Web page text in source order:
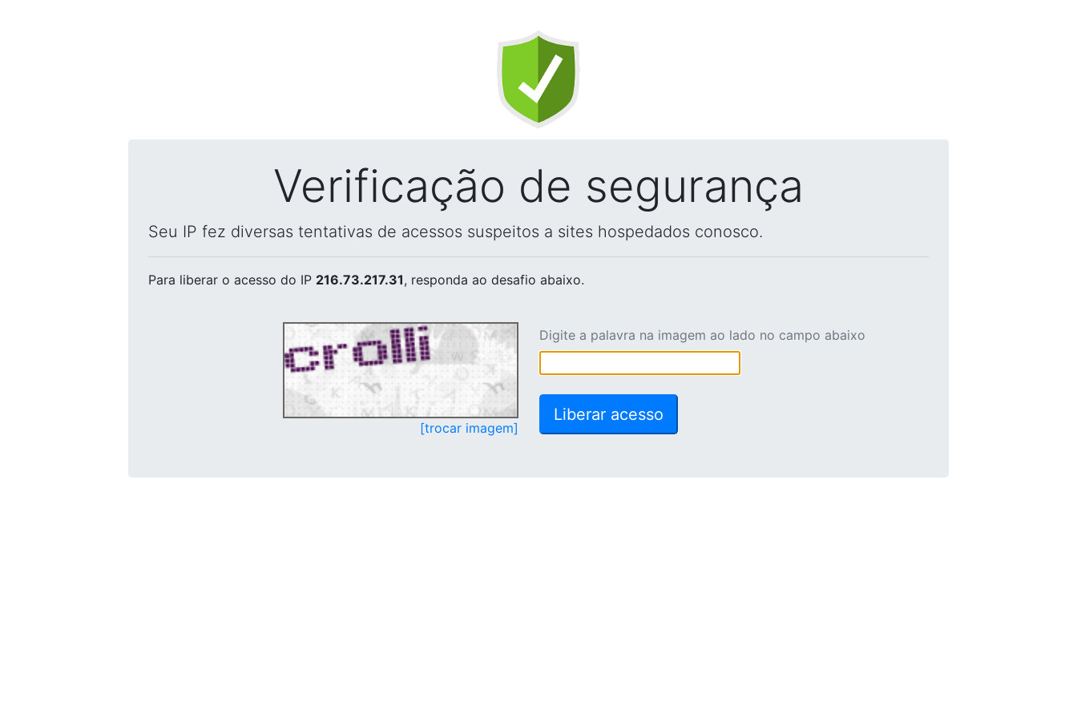
Verificação de segurança
Seu IP fez diversas tentativas de acessos suspeitos a sites hospedados conosco.
Para liberar o acesso do IP 216.73.217.31, responda ao desafio abaixo.
[trocar imagem]
Digite a palavra na imagem ao lado no campo abaixo